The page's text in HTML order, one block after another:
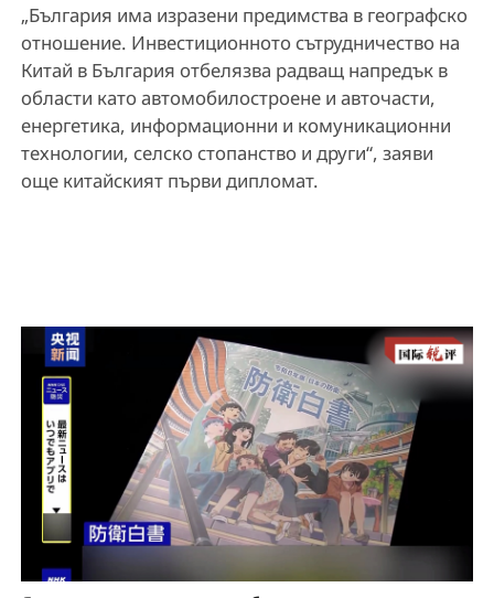
„България има изразени предимства в географско
отношение. Инвестиционното сътрудничество на
Китай в България отбелязва радващ напредък в
области като автомобилостроене и авточасти,
енергетика, информационни и комуникационни
технологии, селско стопанство и други“, заяви
още китайският първи дипломат.